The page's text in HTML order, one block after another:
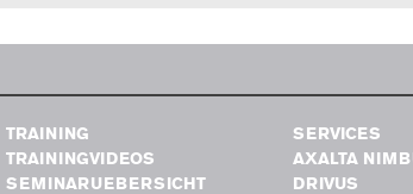
TRAINING
TRAININGVIDEOS
SEMINARUEBERSICHT
SERVICES
AXALTA
DRIVUS